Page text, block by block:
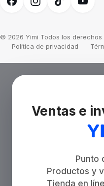
© 2026 Yimi Todos los derechos
Política de privacidad
Ventas e
Punto
Productos y
Tienda en